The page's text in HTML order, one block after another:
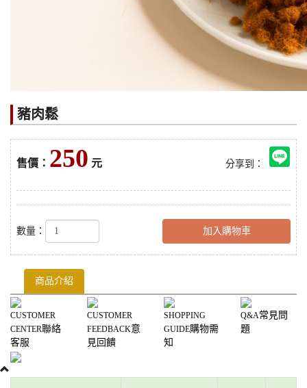
豬肉鬆
售價： 250 元 分享到：
數量： 加入購物車
商品介紹
CUSTOMER
CENTER聯絡
客服
CUSTOMER
FEEDBACK意
見回饋
SHOPPING
GUIDE購物需
知
Q&A常見問
題